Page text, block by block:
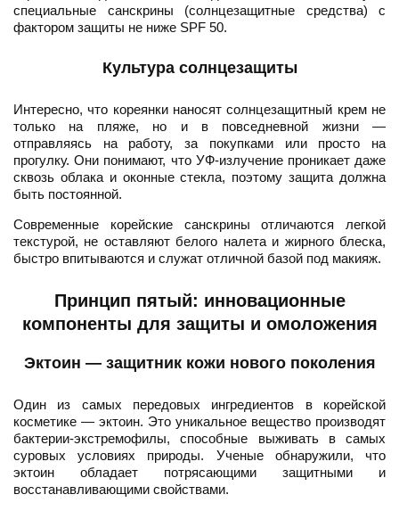
специальные санскрины (солнцезащитные средства) с
фактором защиты не ниже SPF 50.
Культура солнцезащиты
Интересно, что кореянки наносят солнцезащитный крем не
только на пляже, но и в повседневной жизни —
отправляясь на работу, за покупками или просто на
прогулку. Они понимают, что УФ-излучение проникает даже
сквозь облака и оконные стекла, поэтому защита должна
быть постоянной.
Современные корейские санскрины отличаются легкой
текстурой, не оставляют белого налета и жирного блеска,
быстро впитываются и служат отличной базой под макияж.
Принцип пятый: инновационные
компоненты для защиты и омоложения
Эктоин — защитник кожи нового поколения
Один из самых передовых ингредиентов в корейской
косметике — эктоин. Это уникальное вещество производят
бактерии-экстремофилы, способные выживать в самых
суровых условиях природы. Ученые обнаружили, что
эктоин обладает потрясающими защитными и
восстанавливающими свойствами.